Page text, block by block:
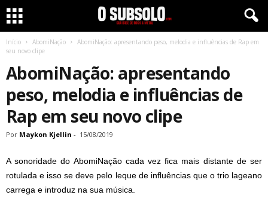
Início AbomiNação
AbomiNação: apresentando peso, melodia e influências de Rap em
seu novo clipe
AbomiNação: apresentando
peso, melodia e influências de
Rap em seu novo clipe
Por Maykon Kjellin - 15/08/2019
A sonoridade do AbomiNação cada vez fica mais distante de ser
rotulada e isso se deve pelo leque de influências que o trio lageano
carrega e introduz na sua música.